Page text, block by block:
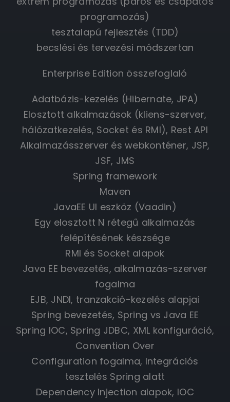
programozás)
tesztalapú fejlesztés (TDD)
becslési és tervezési módszertan
Enterprise Edition összefoglaló
Adatbázis-kezelés (Hibernate, JPA)
Elosztott alkalmazások (kliens-szerver,
hálózatkezelés, Socket és RMI), Rest API
Alkalmazásszerver és webkonténer, JSP,
JSF, JMS
Spring framework
Maven
JavaEE UI eszköz (Vaadin)
Egy elosztott N rétegű alkalmazás
felépítésének készsége
RMI és Socket alapok
Java EE bevezetés, alkalmazás-szerver
fogalma
EJB, JNDI, tranzakció-kezelés alapjai
Spring bevezetés, Spring vs Java EE
Spring IOC, Spring JDBC, XML konfiguráció,
Convention Over
Configuration fogalma, Integrációs
tesztelés Spring alatt
Dependency Injection alapok, IOC